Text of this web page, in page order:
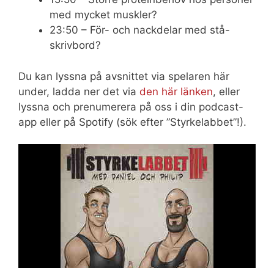
med mycket muskler?
23:50 – För- och nackdelar med stå-
skrivbord?
Du kan lyssna på avsnittet via spelaren här
under, ladda ner det via den här länken, eller
lyssna och prenumerera på oss i din podcast-
app eller på Spotify (sök efter ”Styrkelabbet”!).